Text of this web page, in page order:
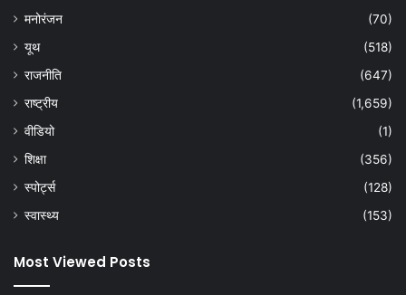
मनोरंजन
(70)
यूथ
(518)
राजनीति
(647)
राष्ट्रीय
(1,659)
वीडियो
(1)
शिक्षा
(356)
स्पोर्ट्स
(128)
स्वास्थ्य
(153)
Most Viewed Posts